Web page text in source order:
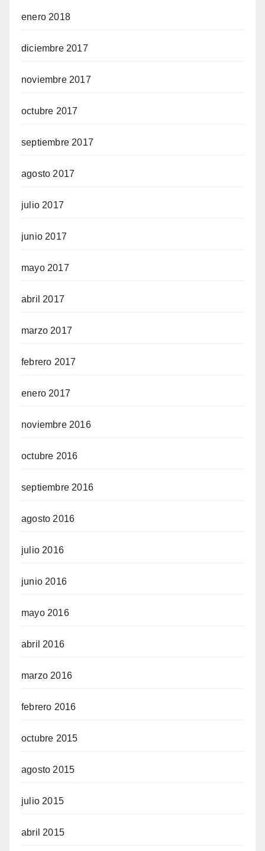
enero 2018
diciembre 2017
noviembre 2017
octubre 2017
septiembre 2017
agosto 2017
julio 2017
junio 2017
mayo 2017
abril 2017
marzo 2017
febrero 2017
enero 2017
noviembre 2016
octubre 2016
septiembre 2016
agosto 2016
julio 2016
junio 2016
mayo 2016
abril 2016
marzo 2016
febrero 2016
octubre 2015
agosto 2015
julio 2015
abril 2015